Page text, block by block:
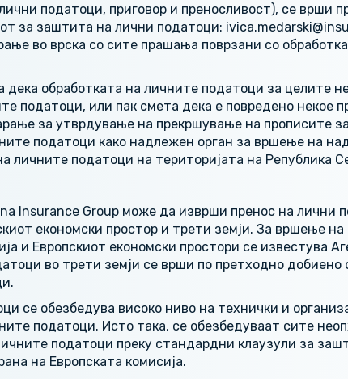
податоци, приговор и преносливост), се врши
за заштита на лични податоци:
во врска со сите прашања поврзани со
обработката на личните податоци за целите
податоци, или пак смета дека е повредено некое
за утврдување на прекршување на прописите
податоци како надлежен орган за вршење на
личните податоци на територијата на Република
Insurance Group може да изврши пренос на лични
економски простор и трети земји. За вршење
и Европскиот економски простори се известува
во трети земји се врши по претходно добиено
се обезбедува високо ниво на технички и
податоци. Исто така, се обезбедуваат сите
податоци преку стандардни клаузули за
на Европската комисија.